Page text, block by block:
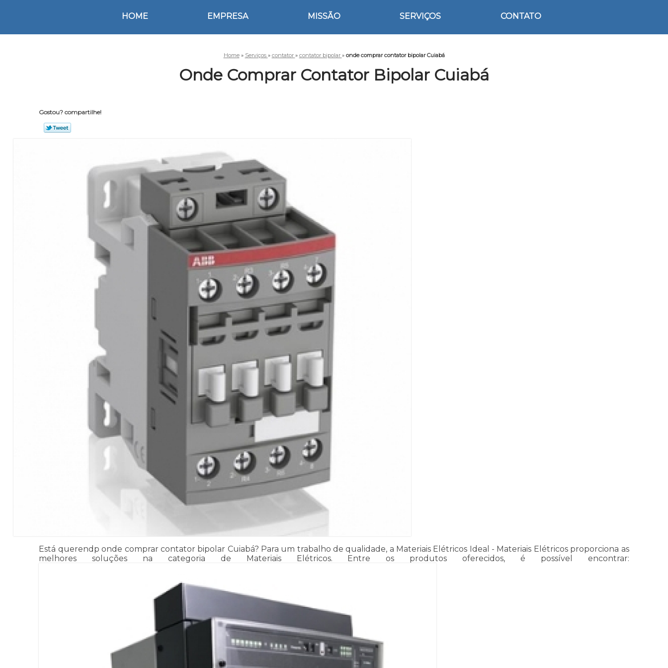
HOME EMPRESA MISSÃO SERVIÇOS CONTATO
Home » Serviços » contator » contator bipolar » onde comprar contator bipolar Cuiabá
Onde Comprar Contator Bipolar Cuiabá
Gostou? compartilhe!
Está querendp onde comprar contator bipolar Cuiabá? Para um trabalho de qualidade, a Materiais Elétricos Ideal - Materiais Elétricos proporciona as
melhores soluções na categoria de Materiais Elétricos. Entre os produtos oferecidos, é possível encontrar: